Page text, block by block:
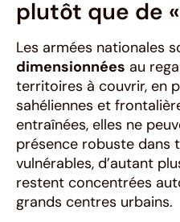
plutôt que de
Les armées nationales
dimensionnées au
territoires à couvrir, en
sahéliennes et
entraînées, elles ne
présence robuste dans
vulnérables, d’autant
restent concentrées
grands centres urbains.